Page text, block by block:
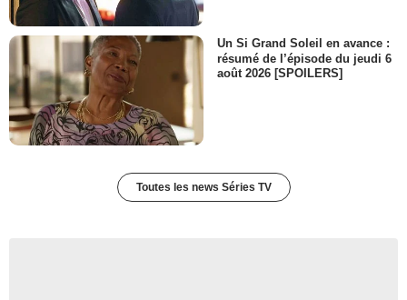
Un Si Grand Soleil en avance :
résumé de l’épisode du jeudi 6
août 2026 [SPOILERS]
Toutes les news Séries TV